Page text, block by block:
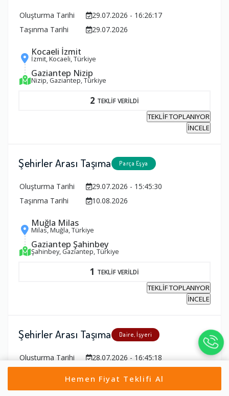
Oluşturma Tarihi
29.07.2026 - 16:26:17
Taşınma Tarihi
29.07.2026
Kocaeli İzmit
İzmit, Kocaeli, Türkiye
Gaziantep Nizip
Nizip, Gaziantep, Türkiye
2 TEKLİF VERİLDİ
TEKLİF TOPLANIYOR
İNCELE
Şehirler Arası Taşıma Parça Eşya
Oluşturma Tarihi
29.07.2026 - 15:45:30
Taşınma Tarihi
10.08.2026
Muğla Milas
Milas, Muğla, Türkiye
Gaziantep Şahinbey
Şahinbey, Gaziantep, Türkiye
1 TEKLİF VERİLDİ
TEKLİF TOPLANIYOR
İNCELE
Şehirler Arası Taşıma Daire, İşyeri
Oluşturma Tarihi
28.07.2026 - 16:45:18
Hemen Fiyat Teklifi Al